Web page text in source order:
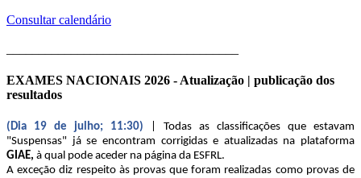
Consultar calendário
EXAMES NACIONAIS 2026 - Atualização | publicação dos
resultados
(Dia 19 de julho; 11:30)
| Todas as classificações que estavam
"Suspensas" já se encontram corrigidas e atualizadas na plataforma
GIAE, à qual pode aceder na página da ESFRL.
A exceção diz respeito às provas que foram realizadas como provas de